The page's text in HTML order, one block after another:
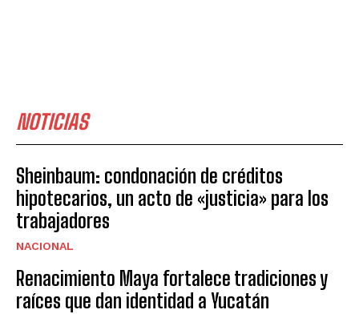
NOTICIAS
Sheinbaum: condonación de créditos
hipotecarios, un acto de «justicia» para los
trabajadores
NACIONAL
Renacimiento Maya fortalece tradiciones y
raíces que dan identidad a Yucatán